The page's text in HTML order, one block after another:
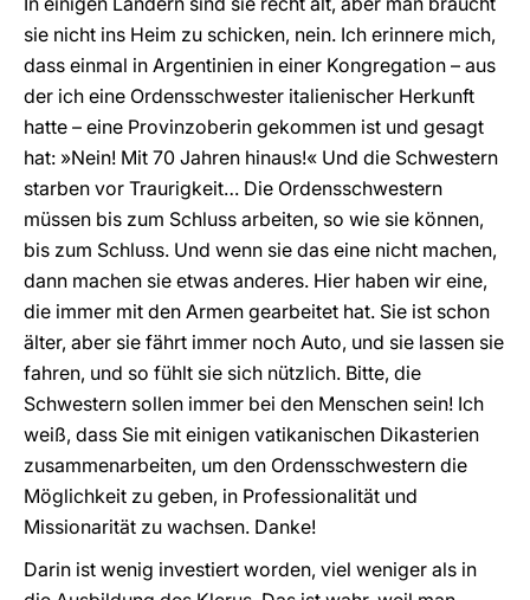
sie nicht ins Heim zu schicken, nein. Ich erinnere mich,
dass einmal in Argentinien in einer Kongregation – aus
der ich eine Ordensschwester italienischer Herkunft
hatte – eine Provinzoberin gekommen ist und gesagt
hat: »Nein! Mit 70 Jahren hinaus!« Und die Schwestern
starben vor Traurigkeit… Die Ordensschwestern
müssen bis zum Schluss arbeiten, so wie sie können,
bis zum Schluss. Und wenn sie das eine nicht machen,
dann machen sie etwas anderes. Hier haben wir eine,
die immer mit den Armen gearbeitet hat. Sie ist schon
älter, aber sie fährt immer noch Auto, und sie lassen sie
fahren, und so fühlt sie sich nützlich. Bitte, die
Schwestern sollen immer bei den Menschen sein! Ich
weiß, dass Sie mit einigen vatikanischen Dikasterien
zusammenarbeiten, um den Ordensschwestern die
Möglichkeit zu geben, in Professionalität und
Missionarität zu wachsen. Danke!
Darin ist wenig investiert worden, viel weniger als in